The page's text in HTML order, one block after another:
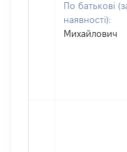
По батькові
наявності):
Михайлович